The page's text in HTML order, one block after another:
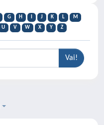
G H J K L
M
U V W X Y Z